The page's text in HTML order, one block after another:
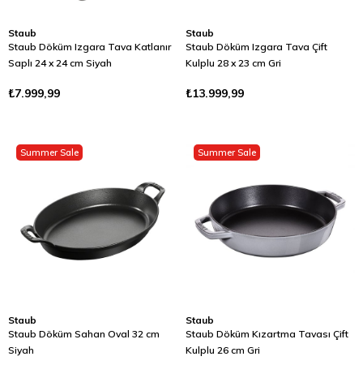
Staub
Staub Döküm Izgara Tava Katlanır
Saplı 24 x 24 cm Siyah
₺7.999,99
Staub
Staub Döküm Izgara Tava Çift
Kulplu 28 x 23 cm Gri
₺13.999,99
Staub
Staub Döküm Sahan Oval 32 cm
Siyah
Summer Sale
Staub
Staub Döküm Kızartma Tavası Çift
Kulplu 26 cm Gri
Summer Sale